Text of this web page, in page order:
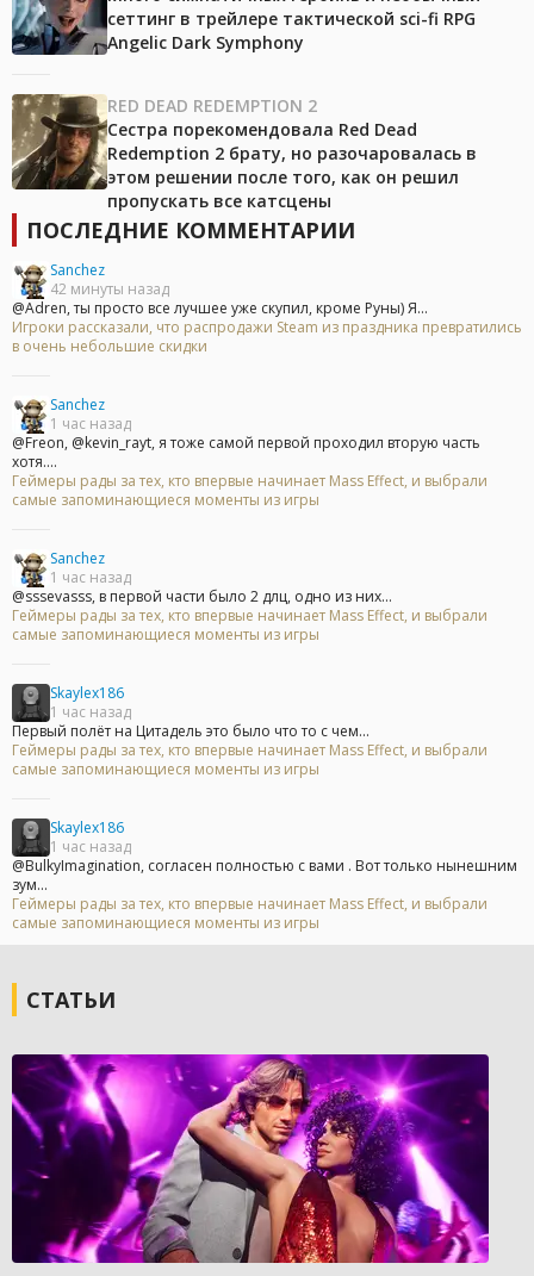
сеттинг в трейлере тактической sci-fi RPG
Angelic Dark Symphony
RED DEAD REDEMPTION 2
Сестра порекомендовала Red Dead
Redemption 2 брату, но разочаровалась в
этом решении после того, как он решил
пропускать все катсцены
ПОСЛЕДНИЕ КОММЕНТАРИИ
Sanchez
42 минуты назад
@Adren, ты просто все лучшее уже скупил, кроме Руны) Я...
Игроки рассказали, что распродажи Steam из праздника превратились
в очень небольшие скидки
Sanchez
1 час назад
@Freon, @kevin_rayt, я тоже самой первой проходил вторую часть
хотя....
Геймеры рады за тех, кто впервые начинает Mass Effect, и выбрали
самые запоминающиеся моменты из игры
Sanchez
1 час назад
@sssevasss, в первой части было 2 длц, одно из них...
Геймеры рады за тех, кто впервые начинает Mass Effect, и выбрали
самые запоминающиеся моменты из игры
Skaylex186
1 час назад
Первый полёт на Цитадель это было что то с чем...
Геймеры рады за тех, кто впервые начинает Mass Effect, и выбрали
самые запоминающиеся моменты из игры
Skaylex186
1 час назад
@BulkyImagination, согласен полностью с вами . Вот только нынешним
зум...
Геймеры рады за тех, кто впервые начинает Mass Effect, и выбрали
самые запоминающиеся моменты из игры
СТАТЬИ